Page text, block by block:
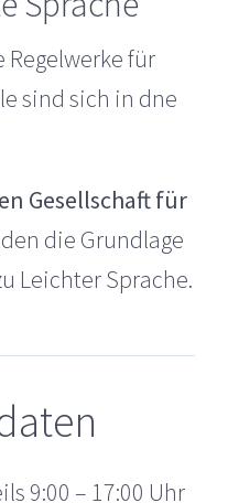
für
sind sich in dne
Gesellschaft für
die Grundlage
Leichter Sprache.
9:00 – 17:00 Uhr